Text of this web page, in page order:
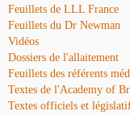
Feuillets de LLL France
Feuillets du Dr Newman
Vidéos
Dossiers de l'allaitement
Feuillets des référents
Textes de l'Academy of
Textes officiels et